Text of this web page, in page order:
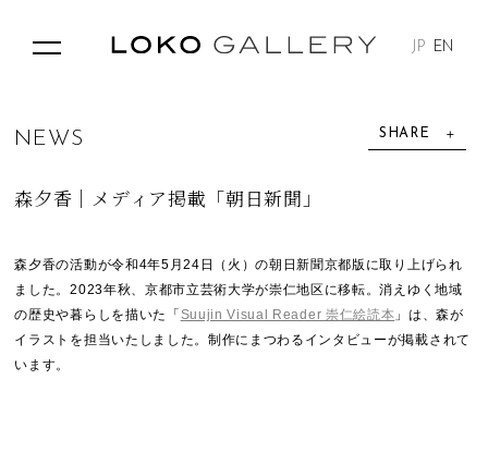
JP EN
SHARE
N E WS
森夕香｜メディア掲載「朝日新聞」
森夕香の活動が令和4年5月24日（火）の朝日新聞京都版に取り上げられ
ました。2023年秋、京都市立芸術大学が崇仁地区に移転。消えゆく地域
の歴史や暮らしを描いた「 Suujin Visual Reader 崇仁絵読本 」は、森が
イラストを担当いたしました。制作にまつわるインタビューが掲載されて
います。